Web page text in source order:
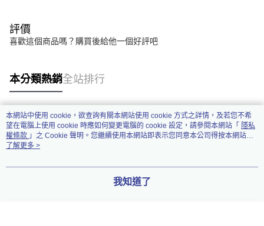
評價
喜歡這個商品嗎？購買後給他一個好評吧
本分類熱銷全站排行
熱門標籤
本網站中使用 cookie，欲查詢有關本網站使用 cookie 方式之詳情，及若您不希
望在電腦上使用 cookie 時應如何變更電腦的 cookie 設定，請參閱本網站「 隱私
權條款 」之 Cookie 聲明。您繼續使用本網站即表示您同意本公司得按本網站使
用條款之 Cookie 聲明使用 cookie。
了解更多 >
我知道了